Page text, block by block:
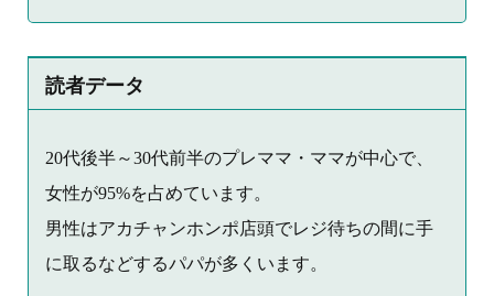
読者データ
20代後半～30代前半のプレママ・ママが中心で、
女性が95%を占めています。
男性はアカチャンホンポ店頭でレジ待ちの間に手
に取るなどするパパが多くいます。